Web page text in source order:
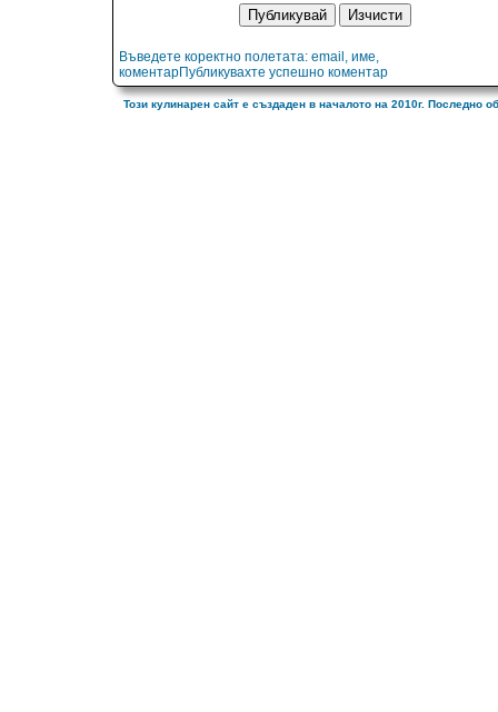
Въведете коректно полетата: email, име,
коментарПубликувахте успешно коментар
Този кулинарен сайт е създаден в началото на 2010г. Последно